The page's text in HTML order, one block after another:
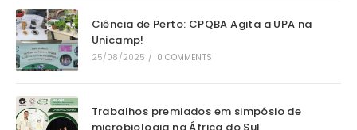
Ciência de Perto: CPQBA Agita a UPA na
Unicamp!
25/08/2025 / 0 COMMENTS
Trabalhos premiados em simpósio de
microbiologia na África do Sul